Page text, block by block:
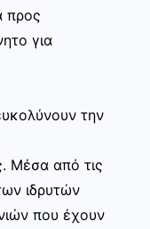
προς
για
την
Μέσα από τις
ιδρυτών
που έχουν